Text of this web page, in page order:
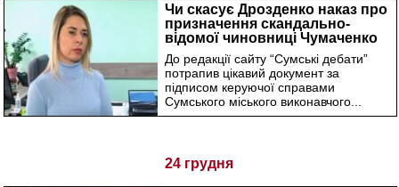
Чи скасує Дрозденко наказ про
призначення скандально-
відомої чиновниці Чумаченко
керівником...
До редакції сайту “Сумські дебати”
потрапив цікавий документ за
підписом керуючої справами
Сумського міського виконавчого...
24 грудня